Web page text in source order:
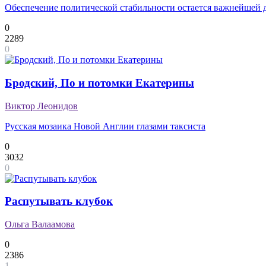
Обеспечение политической стабильности остается важнейшей
0
2289
0
Бродский, По и потомки Екатерины
Виктор Леонидов
Русская мозаика Новой Англии глазами таксиста
0
3032
0
Распутывать клубок
Ольга Валаамова
0
2386